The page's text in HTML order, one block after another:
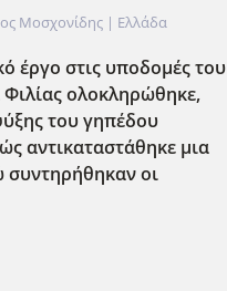
Μοσχονίδης | Ελλάδα
έργο στις υποδομές του
Φιλίας ολοκληρώθηκε,
του γηπέδου
αντικαταστάθηκε μια
συντηρήθηκαν οι